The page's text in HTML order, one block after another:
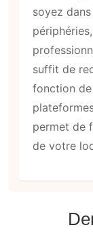
soyez
suffit de
fonction
permet de
de votre